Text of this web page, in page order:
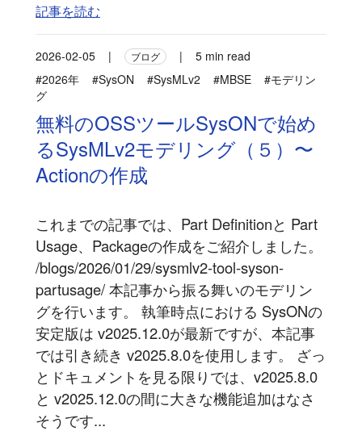
記事を読む
2026-02-05 | ブログ |
5 min read
#2026年
#SysON #SysMLv2 #MBSE
#モデリン
グ
無料のOSSツールSysONで始め
るSysMLv2モデリング（５）〜
Actionの作成
これまでの記事では、Part Definitionと Part
Usage、Packageの作成をご紹介しました。
/blogs/2026/01/29/sysmlv2-tool-syson-
partusage/ 本記事から振る舞いのモデリン
グを行います。 執筆時点における SysONの
安定版は v2025.12.0が最新ですが、本記事
では引き続き v2025.8.0を使用します。 ざっ
とドキュメントを見る限りでは、v2025.8.0
と v2025.12.0の間に大きな機能追加はなさ
そうです...